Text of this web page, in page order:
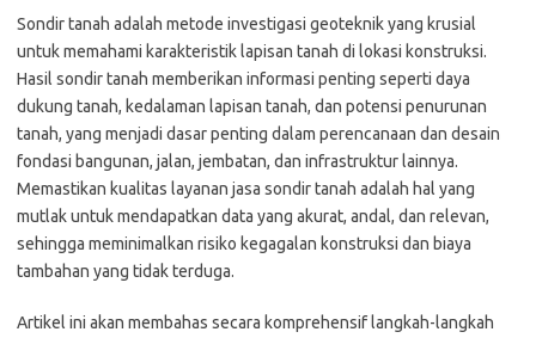
Sondir tanah adalah metode investigasi geoteknik yang krusial
untuk memahami karakteristik lapisan tanah di lokasi konstruksi.
Hasil sondir tanah memberikan informasi penting seperti daya
dukung tanah, kedalaman lapisan tanah, dan potensi penurunan
tanah, yang menjadi dasar penting dalam perencanaan dan desain
fondasi bangunan, jalan, jembatan, dan infrastruktur lainnya.
Memastikan kualitas layanan jasa sondir tanah adalah hal yang
mutlak untuk mendapatkan data yang akurat, andal, dan relevan,
sehingga meminimalkan risiko kegagalan konstruksi dan biaya
tambahan yang tidak terduga.
Artikel ini akan membahas secara komprehensif langkah-langkah